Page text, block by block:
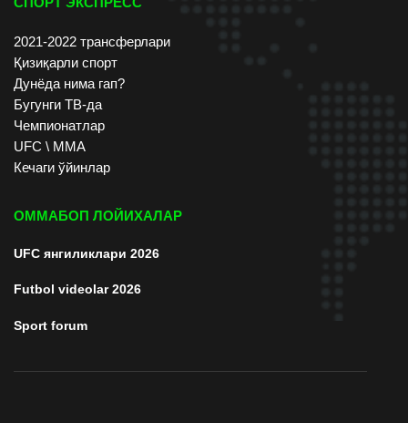
2021-2022 трансферлари
Қизиқарли спорт
Дунёда нима гап?
Бугунги ТВ-да
Чемпионатлар
UFC \ ММА
Кечаги ўйинлар
ОММАБОП ЛОЙИХАЛАР
UFC янгиликлари 2026
Futbol videolar 2026
Sport forum